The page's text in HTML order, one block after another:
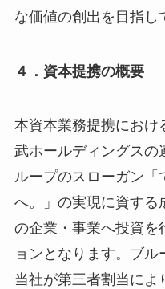
な価値の創出を目指し
４．資本提携の概要
本資本業務提携におけ
武ホールディングスの
ループのスローガン「
へ。」の実現に資する
の企業・事業へ投資を
ョンとなります。ブル
当社が第三者割当によ